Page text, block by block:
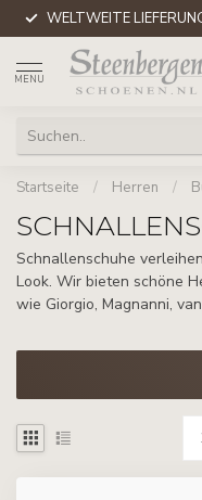
WELTWEITE
MENU
Startseite / Herren /
Schnallenschuhe
Look. Wir bieten schöne
wie Giorgio, Magnanni,